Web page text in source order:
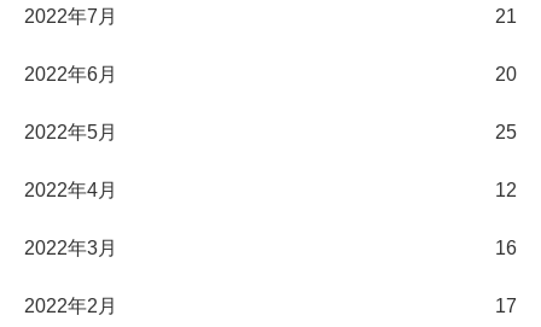
2022年7月 21
2022年6月 20
2022年5月 25
2022年4月 12
2022年3月 16
2022年2月 17